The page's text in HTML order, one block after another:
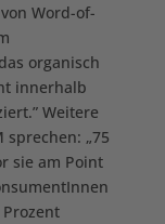
Word-of-
organisch
innerhalb
Weitere
sprechen: „75
sie am Point